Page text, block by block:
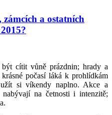
zámcích a ostatních
cítit vůně prázdnin; hrady a
počasí láká k prohlídkám
si víkendy naplno. Akce a
na četnosti i intenzitě;